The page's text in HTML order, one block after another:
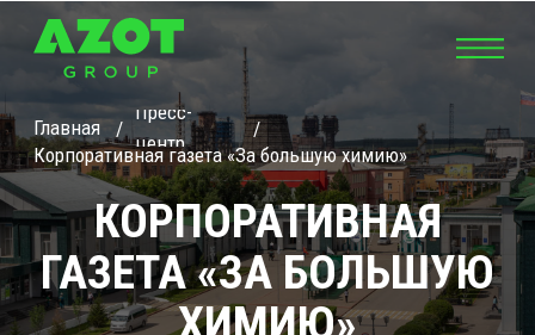
Корпоративная газета «За большую химию»
КОРПОРАТИВНАЯ
ГАЗЕТА «ЗА БОЛЬШУЮ
ХИМИЮ»
Пресс-
центр
Новости За большую химию Историческая справка